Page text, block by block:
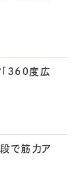
「360度広
で筋力ア